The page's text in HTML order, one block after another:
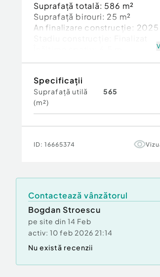
Suprafaţă totală: 586 m²
Suprafaţă birouri: 25 m²
An finalizare construcție: 2025
Posibilitate parcare: Da
Nr. locuri parcare:5-10
Tip imobil:
Specificații
Suprafață utilă
(m²)
565
ID: 16665374
Contactează vânzătorul
Bogdan Stroescu
pe site din 14 Feb
activ: 10 feb 2026 21:14
Nu există recenzii